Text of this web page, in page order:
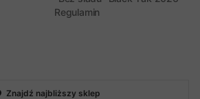
Znajdź najbliższy sklep
Regulamin